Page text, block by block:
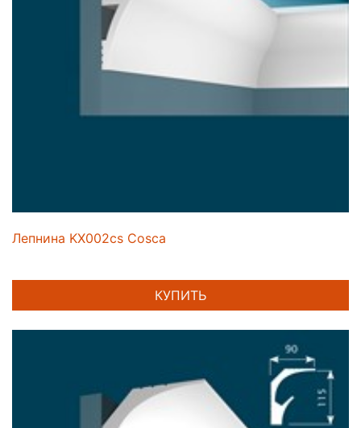
Лепнина KX002cs Cosca
КУПИТЬ